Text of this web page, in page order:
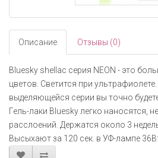
Описание Отзывы (0)
Bluesky shellac серия NEON - это
цветов. Светится при
выделяющейся серии вы точно
Гель-лаки Bluesky легко наносятся,
расслоений. Держатся около 3
Высыхают за 120 сек. в УФ-лампе